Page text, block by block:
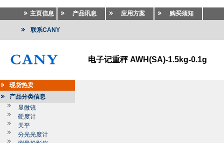
主页信息 产品讯息 应用方案 购买须知
联系CANY
电子记重秤 AWH(SA)-1.5kg-0.1g
现货热卖
产品分类信息
显微镜
硬度计
天平
分光光度计